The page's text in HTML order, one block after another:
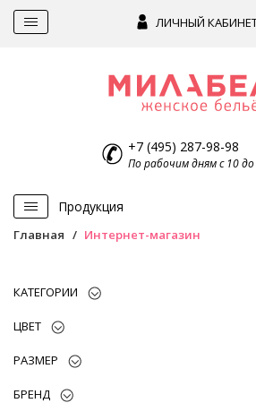
ЛИЧНЫЙ
+7 (495) 287-98-98
По рабочим дням с 10 до
Продукция
Главная Интернет-магазин
КАТЕГОРИИ
ЦВЕТ
РАЗМЕР
БРЕНД